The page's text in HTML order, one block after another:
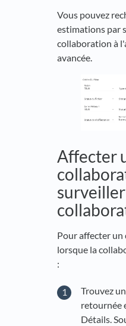
Vous pouvez
estimations par
collaboration à
avancée.
Affecter
Pour affecter
lorsque la
:
Trouvez
retournée
Détails.